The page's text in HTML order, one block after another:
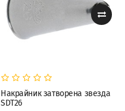
Накрайник затворена звезда
SDT26